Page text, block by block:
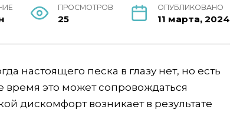
ПРОСМОТРОВ
25
ОПУБЛИКОВАНО
11 марта, 2024
настоящего песка в глазу нет, но есть
это может сопровождаться
дискомфорт возникает в результате